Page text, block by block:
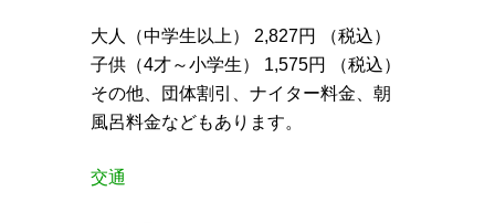
大人（中学生以上） 2,827円 （税込）
子供（4才～小学生） 1,575円 （税込）
その他、団体割引、ナイター料金、朝
風呂料金などもあります。
交通